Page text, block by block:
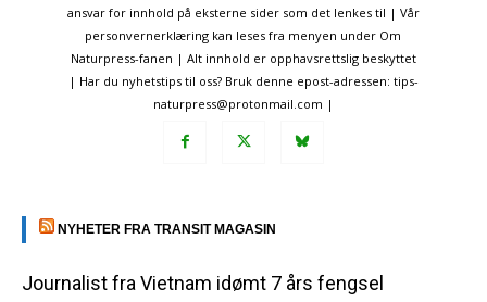
ansvar for innhold på eksterne sider som det lenkes til | Vår
personvernerklæring kan leses fra menyen under Om
Naturpress-fanen | Alt innhold er opphavsrettslig beskyttet
| Har du nyhetstips til oss? Bruk denne epost-adressen: tips-
naturpress@protonmail.com |
NYHETER FRA TRANSIT MAGASIN
Journalist fra Vietnam idømt 7 års fengsel